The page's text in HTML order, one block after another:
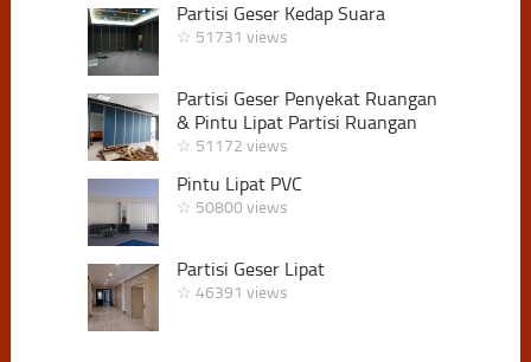
Partisi Geser Kedap Suara
☆ 51731 views
Partisi Geser Penyekat Ruangan
& Pintu Lipat Partisi Ruangan
☆ 51172 views
Pintu Lipat PVC
☆ 50800 views
Partisi Geser Lipat
☆ 46391 views